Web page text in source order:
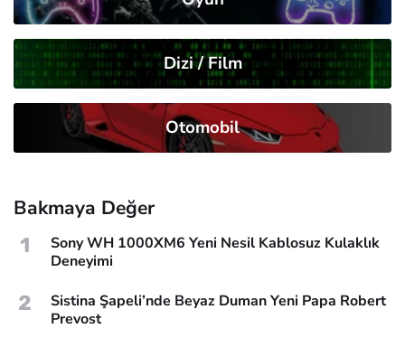
Dizi / Film
Otomobil
Bakmaya Değer
1
Sony WH 1000XM6 Yeni Nesil Kablosuz Kulaklık
Deneyimi
2
Sistina Şapeli’nde Beyaz Duman Yeni Papa Robert
Prevost